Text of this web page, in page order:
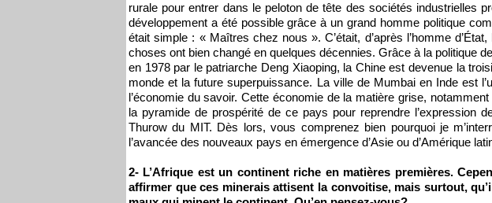
rurale pour entrer dans le peloton de tête des sociétés industrielles
développement a été possible grâce à un grand homme politique
était simple : « Maîtres chez nous ». C’était, d’après l’homme
choses ont bien changé en quelques décennies. Grâce à la politique
en 1978 par le patriarche Deng Xiaoping, la Chine est devenue la
monde et la future superpuissance. La ville de Mumbai en Inde est
l’économie du savoir. Cette économie de la matière grise,
la pyramide de prospérité de ce pays pour reprendre l’expression
Thurow du MIT. Dès lors, vous comprenez bien pourquoi je
l’avancée des nouveaux pays en émergence d’Asie ou d’Amérique
2- L’Afrique est un continent riche en matières premières.
affirmer que ces minerais attisent la convoitise, mais surtout,